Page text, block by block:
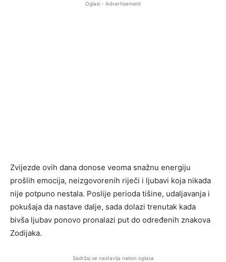
Oglasi - Advertisement
Zvijezde ovih dana donose veoma snažnu energiju
prošlih emocija, neizgovorenih riječi i ljubavi koja nikada
nije potpuno nestala. Poslije perioda tišine, udaljavanja i
pokušaja da nastave dalje, sada dolazi trenutak kada
bivša ljubav ponovo pronalazi put do određenih znakova
Zodijaka.
Sadržaj se nastavlja nakon oglasa